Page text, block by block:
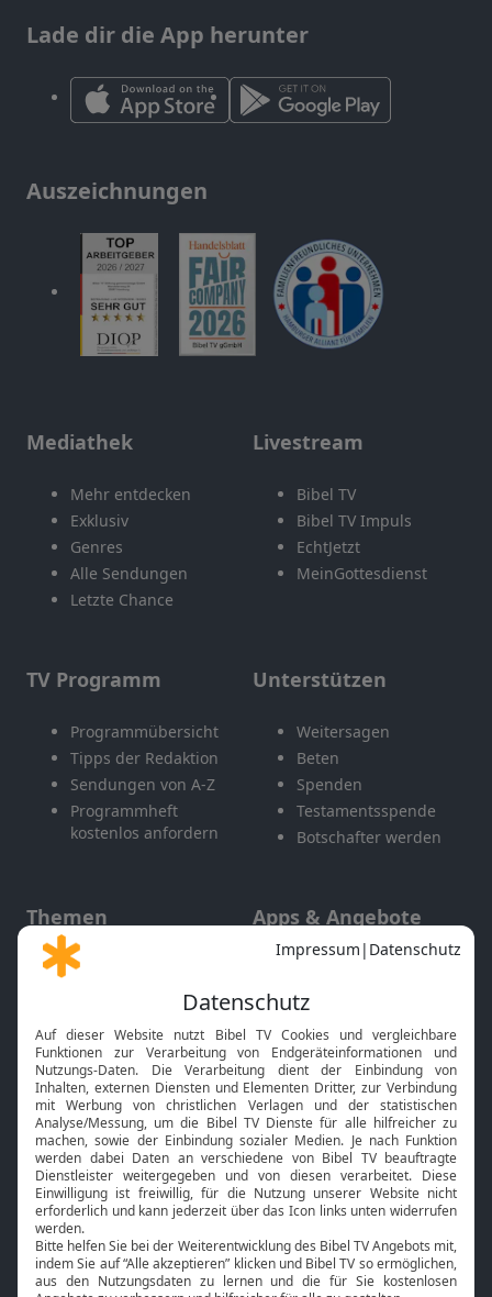
Lade dir die App herunter
Auszeichnungen
Mediathek
Mehr entdecken
Exklusiv
Genres
Alle Sendungen
Letzte Chance
Livestream
Bibel TV
Bibel TV Impuls
EchtJetzt
MeinGottesdienst
TV Programm
Programmübersicht
Tipps der Redaktion
Sendungen von A-Z
Programmheft
kostenlos anfordern
Unterstützen
Weitersagen
Beten
Spenden
Testamentsspende
Botschafter werden
Themen
Gott und Bibel erklärt
Neuigkeiten
Apps & Angebote
Mobile App
Smart TV
HbbTV
Bibelthek Online-Bibel
Nächster Gottesdienst
Bibel TV
Über uns
Jobs
Service
Kontakt
TV-Empfang